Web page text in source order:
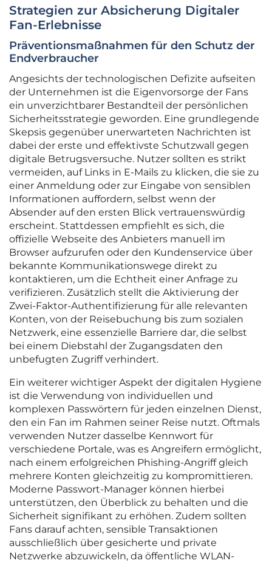
Strategien zur Absicherung Digitaler
Fan-Erlebnisse
Präventionsmaßnahmen für den Schutz der
Endverbraucher
Angesichts der technologischen Defizite aufseiten
der Unternehmen ist die Eigenvorsorge der Fans
ein unverzichtbarer Bestandteil der persönlichen
Sicherheitsstrategie geworden. Eine grundlegende
Skepsis gegenüber unerwarteten Nachrichten ist
dabei der erste und effektivste Schutzwall gegen
digitale Betrugsversuche. Nutzer sollten es strikt
vermeiden, auf Links in E-Mails zu klicken, die sie zu
einer Anmeldung oder zur Eingabe von sensiblen
Informationen auffordern, selbst wenn der
Absender auf den ersten Blick vertrauenswürdig
erscheint. Stattdessen empfiehlt es sich, die
offizielle Webseite des Anbieters manuell im
Browser aufzurufen oder den Kundenservice über
bekannte Kommunikationswege direkt zu
kontaktieren, um die Echtheit einer Anfrage zu
verifizieren. Zusätzlich stellt die Aktivierung der
Zwei-Faktor-Authentifizierung für alle relevanten
Konten, von der Reisebuchung bis zum sozialen
Netzwerk, eine essenzielle Barriere dar, die selbst
bei einem Diebstahl der Zugangsdaten den
unbefugten Zugriff verhindert.
Ein weiterer wichtiger Aspekt der digitalen Hygiene
ist die Verwendung von individuellen und
komplexen Passwörtern für jeden einzelnen Dienst,
den ein Fan im Rahmen seiner Reise nutzt. Oftmals
verwenden Nutzer dasselbe Kennwort für
verschiedene Portale, was es Angreifern ermöglicht,
nach einem erfolgreichen Phishing-Angriff gleich
mehrere Konten gleichzeitig zu kompromittieren.
Moderne Passwort-Manager können hierbei
unterstützen, den Überblick zu behalten und die
Sicherheit signifikant zu erhöhen. Zudem sollten
Fans darauf achten, sensible Transaktionen
ausschließlich über gesicherte und private
Netzwerke abzuwickeln, da öffentliche WLAN-